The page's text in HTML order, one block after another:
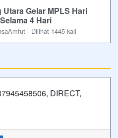
Gelar MPLS Hari
4 Hari
- Dilihat 1445 kali
DIRECT,